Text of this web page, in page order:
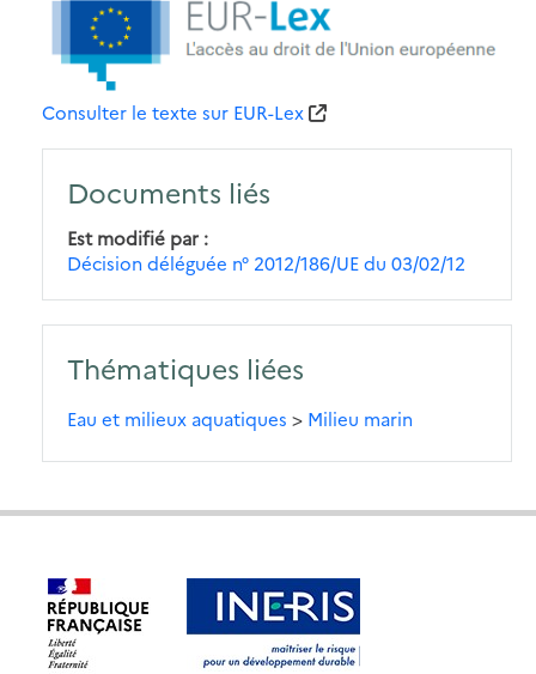
Consulter le texte sur EUR-Lex
Documents liés
Est modifié par
Décision déléguée n° 2012/186/UE du 03/02/12
Thématiques liées
Eau et milieux aquatiques > Milieu marin